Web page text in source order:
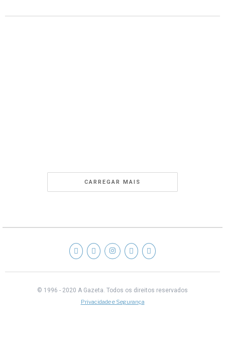
CARREGAR MAIS
© 1996 - 2020 A Gazeta. Todos os direitos reservados
Privacidade e Segurança